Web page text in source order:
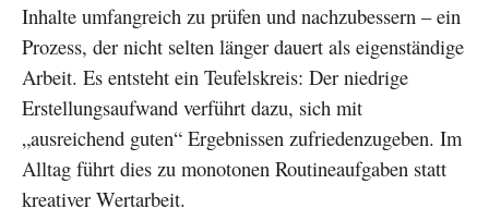
Inhalte umfangreich zu prüfen und nachzubessern – ein
Prozess, der nicht selten länger dauert als eigenständige
Arbeit. Es entsteht ein Teufelskreis: Der niedrige
Erstellungsaufwand verführt dazu, sich mit
„ausreichend guten“ Ergebnissen zufriedenzugeben. Im
Alltag führt dies zu monotonen Routineaufgaben statt
kreativer Wertarbeit.